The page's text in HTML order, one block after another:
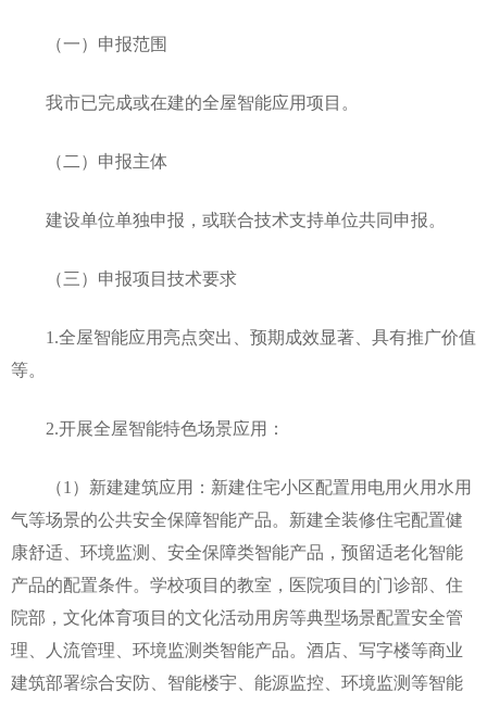
（一）申报范围
我市已完成或在建的全屋智能应用项目。
（二）申报主体
建设单位单独申报，或联合技术支持单位共同申报。
（三）申报项目技术要求
1.全屋智能应用亮点突出、预期成效显著、具有推广价值
等。
2.开展全屋智能特色场景应用：
（1）新建建筑应用：新建住宅小区配置用电用火用水用
气等场景的公共安全保障智能产品。新建全装修住宅配置健
康舒适、环境监测、安全保障类智能产品，预留适老化智能
产品的配置条件。学校项目的教室，医院项目的门诊部、住
院部，文化体育项目的文化活动用房等典型场景配置安全管
理、人流管理、环境监测类智能产品。酒店、写字楼等商业
建筑部署综合安防、智能楼宇、能源监控、环境监测等智能